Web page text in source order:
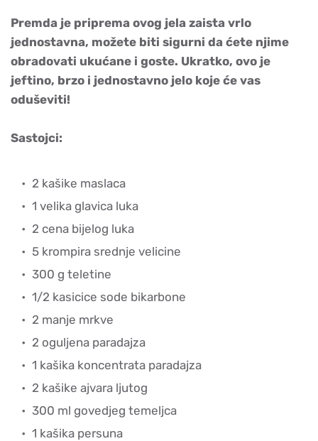
Premda je priprema ovog jela zaista vrlo
jednostavna, možete biti sigurni da ćete njime
obradovati ukućane i goste. Ukratko, ovo je
jeftino, brzo i jednostavno jelo koje će vas
oduševiti!
Sastojci:
2 kašike maslaca
1 velika glavica luka
2 cena bijelog luka
5 krompira srednje velicine
300 g teletine
1/2 kasicice sode bikarbone
2 manje mrkve
2 oguljena paradajza
1 kašika koncentrata paradajza
2 kašike ajvara ljutog
300 ml govedjeg temeljca
1 kašika persuna